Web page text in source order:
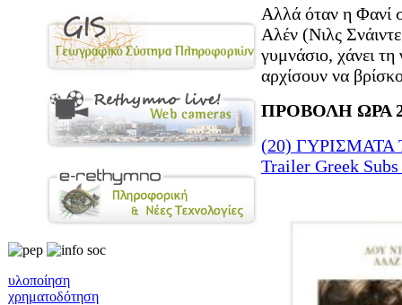
υλοποίηση
χρηματοδότηση
Αλλά όταν η Φανί
Αλέν (Νιλς
γυμνάσιο, χάνει
αρχίσουν να
ΠΡΟΒΟΛΗ ΩΡΑ
(20) ΓΥΡΙΣΜΑΤΑ
Trailer Greek